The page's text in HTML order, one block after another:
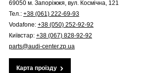
69050 м. Запоріжжя, вул. Космічна, 121
Тел.: +38 (061) 222-69-93
Vodafone: +38 (050) 252-92-92
Київстар: +38 (067) 828-92-92
parts@audi-center.zp.ua
Карта проїзду